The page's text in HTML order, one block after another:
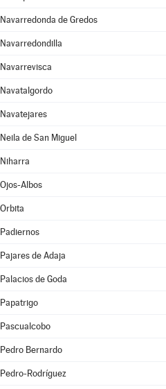
Navarredonda de Gredos
Navarredondilla
Navarrevisca
Navatalgordo
Navatejares
Neila de San Miguel
Niharra
Ojos-Albos
Orbita
Padiernos
Pajares de Adaja
Palacios de Goda
Papatrigo
Pascualcobo
Pedro Bernardo
Pedro-Rodríguez